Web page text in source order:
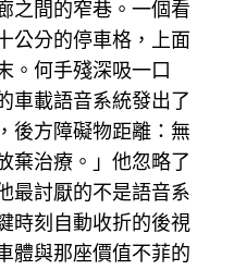
之間的窄巷。一個看
公分的停車格，上面
。何手殘深吸一口
車載語音系統發出了
後方障礙物距離：無
棄治療。」他忽略了
最討厭的不是語音系
時刻自動收折的後視
體與那座價值不菲的